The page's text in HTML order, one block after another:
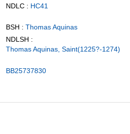
NDLC : HC41
BSH : Thomas Aquinas
NDLSH :
Thomas Aquinas, Saint(1225?-1274)
BB25737830